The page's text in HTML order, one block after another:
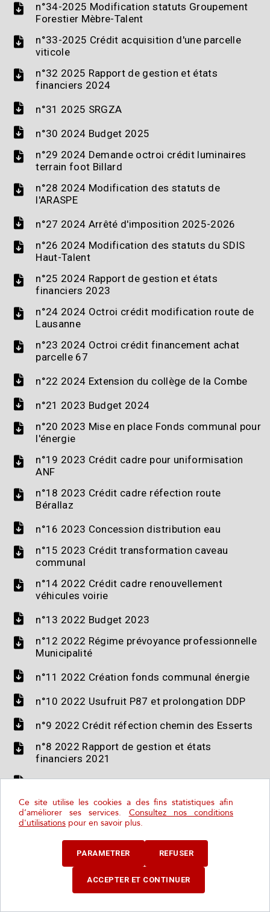
n°34-2025 Modification statuts Groupement
Forestier Mèbre-Talent
n°33-2025 Crédit acquisition d'une parcelle
viticole
n°32 2025 Rapport de gestion et états
financiers 2024
n°31 2025 SRGZA
n°30 2024 Budget 2025
n°29 2024 Demande octroi crédit luminaires
terrain foot Billard
n°28 2024 Modification des statuts de
l'ARASPE
n°27 2024 Arrêté d'imposition 2025-2026
n°26 2024 Modification des statuts du SDIS
Haut-Talent
n°25 2024 Rapport de gestion et états
financiers 2023
n°24 2024 Octroi crédit modification route de
Lausanne
n°23 2024 Octroi crédit financement achat
parcelle 67
n°22 2024 Extension du collège de la Combe
n°21 2023 Budget 2024
n°20 2023 Mise en place Fonds communal pour
l'énergie
n°19 2023 Crédit cadre pour uniformisation
ANF
n°18 2023 Crédit cadre réfection route
Bérallaz
n°16 2023 Concession distribution eau
n°15 2023 Crédit transformation caveau
communal
n°14 2022 Crédit cadre renouvellement
véhicules voirie
n°13 2022 Budget 2023
n°12 2022 Régime prévoyance professionnelle
Municipalité
n°11 2022 Création fonds communal énergie
n°10 2022 Usufruit P87 et prolongation DDP
n°9 2022 Crédit réfection chemin des Esserts
n°8 2022 Rapport de gestion et états
financiers 2021
n°7 2022 Crédit achat P66
n°36 2021 Demande autorisation adhésion CPE
n°35 2021 Rapport de gestion et états
financiers 2020
n°33 2021 Sortie de l'AET et raccordement à
Ce site utilise les cookies a des fins statistiques afin
d’améliorer ses services. Consultez nos conditions
d'utilisations pour en savoir plus.
PARAMETRER REFUSER
ACCEPTER ET CONTINUER